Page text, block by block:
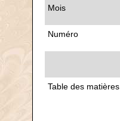
Mois
Numéro
Table des matières